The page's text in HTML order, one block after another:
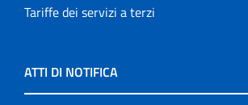
Tariffe dei servizi a terzi
ATTI DI NOTIFICA